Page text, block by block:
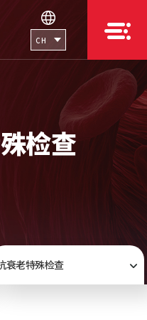
CH
检查
衰老特殊检查